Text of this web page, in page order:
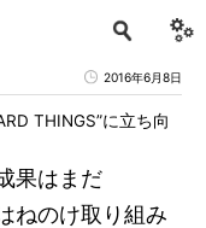
2016年6月8日
果はまだ
ねのけ取り組み
THINGS”に立ち向